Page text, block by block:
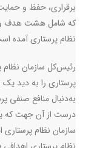
برقراری، حفظ و
نظام پرستاری آمده
رئیس‌کل سازمان نظام
پرستاری را به دید
به‌دنبال منافع صنفی
درست از آن جهت که
سازمان نظام پرستاری